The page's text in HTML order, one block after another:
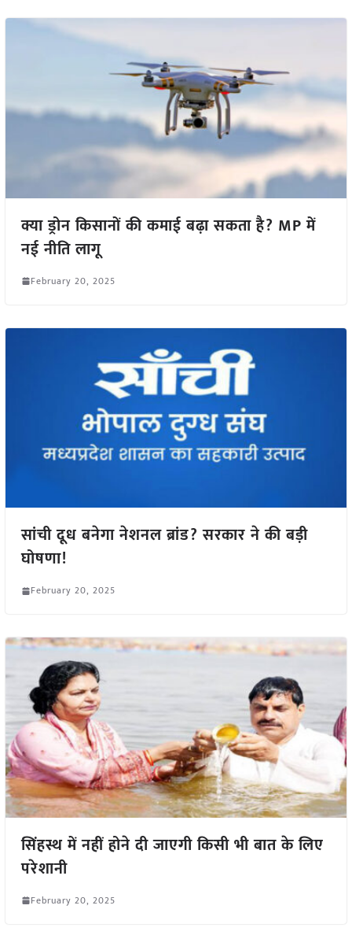
क्या ड्रोन किसानों की कमाई बढ़ा सकता है? MP में
नई नीति लागू
February 20, 2025
सांची दूध बनेगा नेशनल ब्रांड? सरकार ने की बड़ी
घोषणा!
February 20, 2025
सिंहस्थ में नहीं होने दी जाएगी किसी भी बात के लिए
परेशानी
February 20, 2025